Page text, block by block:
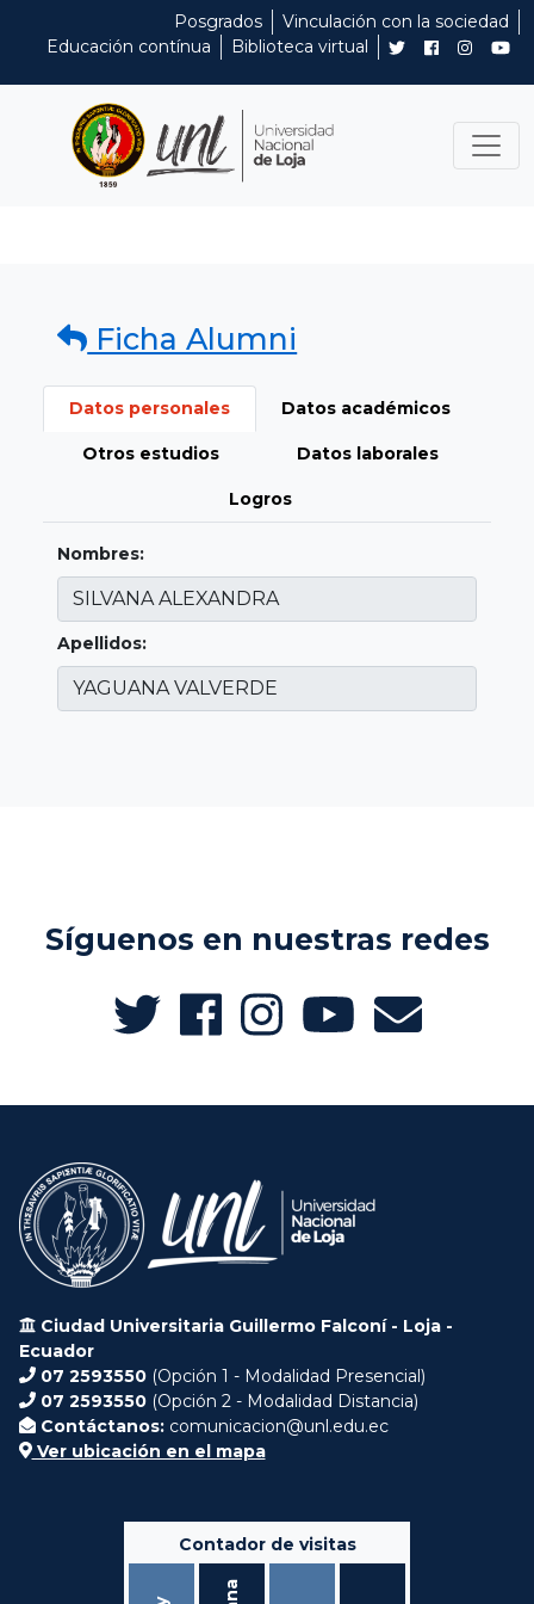
Posgrados
Vinculación con la sociedad
Educación contínua
Biblioteca virtual
Ficha Alumni
Datos personales Datos académicos
Otros estudios Datos laborales
Logros
Nombres:
Apellidos:
Síguenos en nuestras redes
Ciudad Universitaria Guillermo Falconí - Loja -
Ecuador
07 2593550 (Opción 1 - Modalidad Presencial)
07 2593550 (Opción 2 - Modalidad Distancia)
Contáctanos: comunicacion@unl.edu.ec
Ver ubicación en el mapa
Contador de visitas